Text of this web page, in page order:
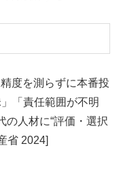
度を測らずに本番投
「責任範囲が不明
の人材に“評価・選択
省 2024]